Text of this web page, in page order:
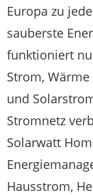
Europa zu
sauberste
funktioniert
Strom,
und
Stromnetz
Solarwatt
Hausstrom,